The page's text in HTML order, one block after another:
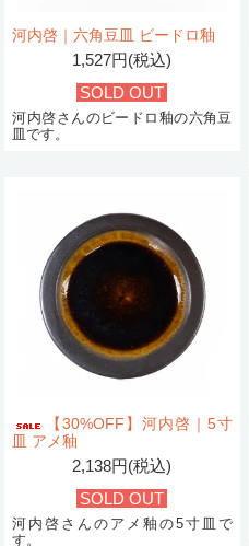
河内啓｜六角豆皿 ビードロ釉
1,527円(税込)
SOLD OUT
河内啓さんのビードロ釉の六角豆
皿です。
【30%OFF】河内啓｜5寸
皿 アメ釉
2,138円(税込)
SOLD OUT
河内啓さんのアメ釉の5寸皿で
す。